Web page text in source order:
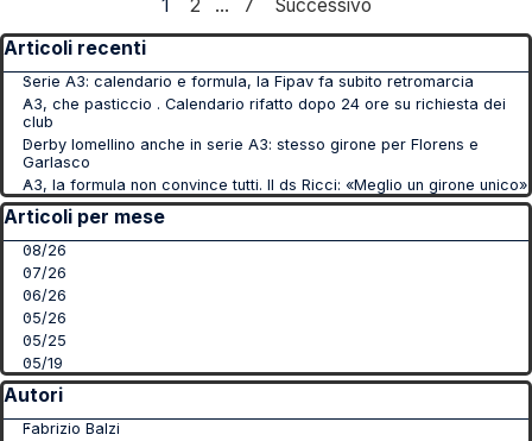
Pagina corrente:
1 Vai a pagina:
2 ... Vai a pagina:
7
Successivo
Salta blocco Articoli recenti
Articoli recenti
Serie A3: calendario e formula, la Fipav fa subito retromarcia
A3, che pasticcio . Calendario rifatto dopo 24 ore su richiesta dei
club
Derby lomellino anche in serie A3: stesso girone per Florens e
Garlasco
A3, la formula non convince tutti. Il ds Ricci: «Meglio un girone unico»
Salta blocco Articoli per mese
Articoli per mese
08/26
07/26
06/26
05/26
05/25
05/19
Salta blocco Autori
Autori
Fabrizio Balzi